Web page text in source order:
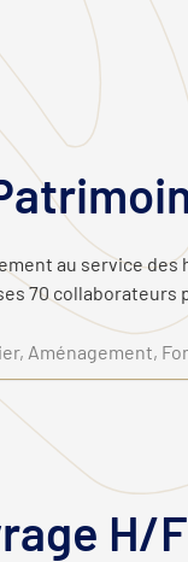
au service
70 collaborateurs
Aménagement,
H/F